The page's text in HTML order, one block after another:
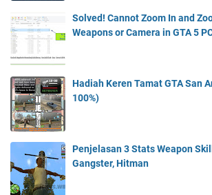
Solved! Cannot Zoom In and
Weapons or Camera in GTA 5
Hadiah Keren Tamat GTA San
100%)
Penjelasan 3 Stats Weapon
Gangster, Hitman